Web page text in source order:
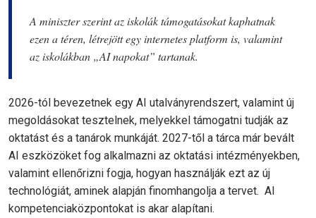
A miniszter szerint az iskolák támogatásokat kaphatnak
ezen a téren, létrejött egy internetes platform is, valamint
az iskolákban „AI napokat” tartanak.
2026-tól bevezetnek egy AI utalványrendszert, valamint új
megoldásokat tesztelnek, melyekkel támogatni tudják az
oktatást és a tanárok munkáját. 2027-től a tárca már bevált
AI eszközöket fog alkalmazni az oktatási intézményekben,
valamint ellenőrizni fogja, hogyan használják ezt az új
technológiát, aminek alapján finomhangolja a tervet. AI
kompetenciaközpontokat is akar alapítani.